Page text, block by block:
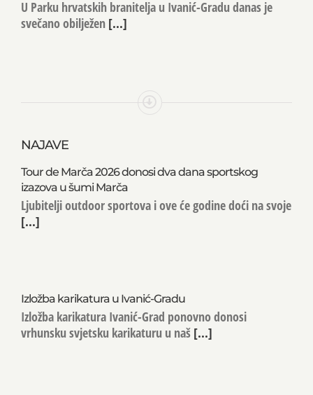
U Parku hrvatskih branitelja u Ivanić-Gradu danas je
svečano obilježen [...]
NAJAVE
Tour de Marča 2026 donosi dva dana sportskog
izazova u šumi Marča
Ljubitelji outdoor sportova i ove će godine doći na svoje
[...]
Izložba karikatura u Ivanić-Gradu
Izložba karikatura Ivanić-Grad ponovno donosi
vrhunsku svjetsku karikaturu u naš [...]